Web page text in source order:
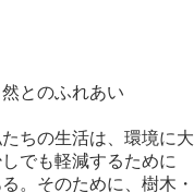
とのふれあい
ちの生活は、環境に大
でも軽減するために
。そのために、樹木・